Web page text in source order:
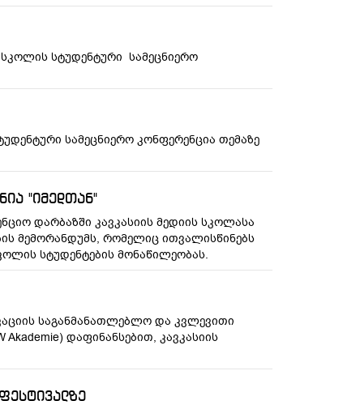
სკოლის სტუდენტური სამეცნიერო
სამეცნიერო კონფერენცია თემაზე
"იმედთან"
დარბაზში კავკასიის მედიის სკოლასა
მემორანდუმს, რომელიც ითვალისწინებს
სტუდენტების მონაწილეობას.
საგანმანათლებლო და კვლევითი
Akademie) დაფინანსებით, კავკასიის